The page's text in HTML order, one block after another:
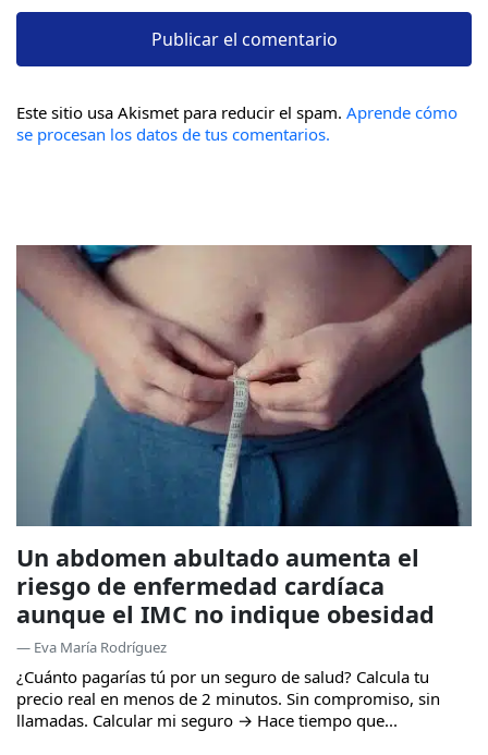
Este sitio usa Akismet para reducir el spam. Aprende cómo
se procesan los datos de tus comentarios.
Un abdomen abultado aumenta el
riesgo de enfermedad cardíaca
aunque el IMC no indique obesidad
— Eva María Rodríguez
¿Cuánto pagarías tú por un seguro de salud? Calcula tu
precio real en menos de 2 minutos. Sin compromiso, sin
llamadas. Calcular mi seguro → Hace tiempo que...